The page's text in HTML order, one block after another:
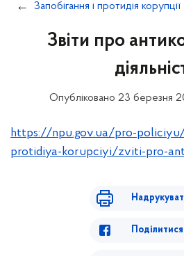
Запобігання і протидія корупції
Звіти про
Опубліковано 23 березня
https://npu.gov.ua/pro-
protidiya-korupciyi/zviti-pro-
Поділитися